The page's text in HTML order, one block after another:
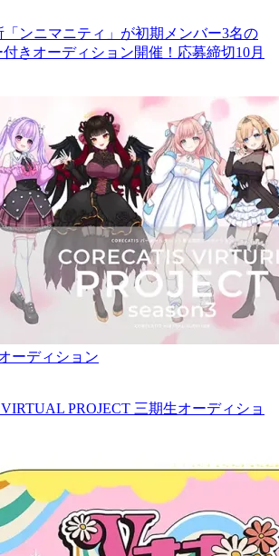
「ンニマニティ」が初期メンバー3名の
きオーディション開催！応募締切10月
ーディション
PROJECT 三期生オーディショ